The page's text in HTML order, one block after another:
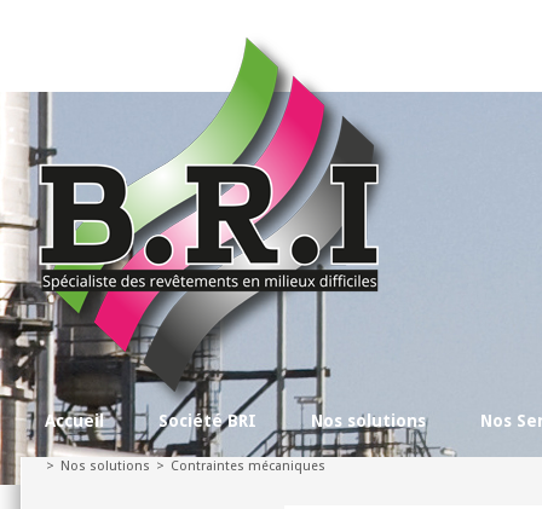
Accueil Société BRI Nos solutions Nos
> Nos solutions > Contraintes mécaniques